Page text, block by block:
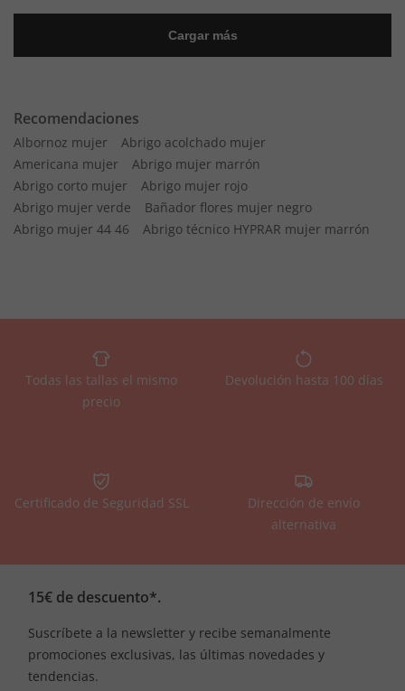
Recomendaciones
Albornoz mujer
Abrigo acolchado mujer
Americana mujer
Abrigo mujer marrón
Abrigo corto mujer
Abrigo mujer rojo
Abrigo mujer verde
Bañador flores mujer negro
Abrigo mujer 44 46
Abrigo técnico HYPRAR mujer marrón
Todas las tallas el mismo
precio
Devolución hasta 100 días
Certificado de Seguridad SSL
Dirección de envío
alternativa
15€ de descuento*.
Suscríbete a la newsletter y recibe semanalmente
promociones exclusivas, las últimas novedades y
tendencias.